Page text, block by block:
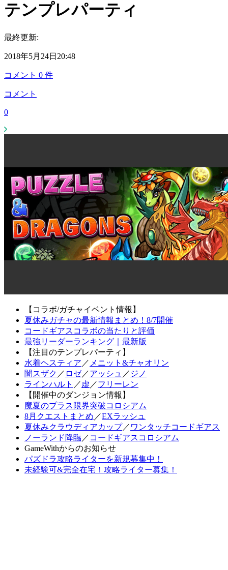
テンプレパーティ
最終更新:
2018年5月24日20:48
コメント 0 件
コメント
0
【コラボ/ガチャイベント情報】
夏休みガチャの最新情報まとめ！8/7開催
コードギアスコラボの当たりと評価
最強リーダーランキング｜最新版
【注目のテンプレパーティ】
水着ヘスティア ／ メニット&チャオリン
闇スザク ／ ロゼ／アッシュ ／ ジノ
ラインハルト ／ 虚 ／フリーレン
【開催中のダンジョン情報】
魔夏のプラス限界突破コロシアム
8月クエストまとめ ／EXラッシュ
夏休みクラウディアカップ／ ワンタッチコードギアス
ノーランド降臨／ コードギアスコロシアム
GameWithからのお知らせ
パズドラ攻略ライターを新規募集中！
未経験可&完全在宅！攻略ライター募集！